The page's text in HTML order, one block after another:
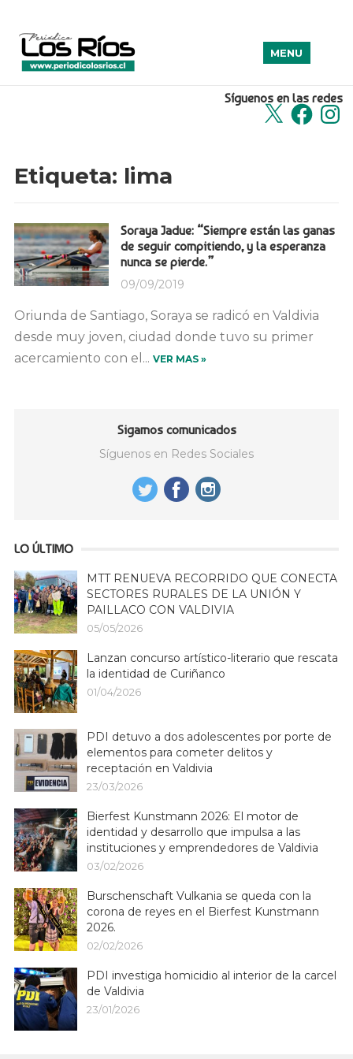
Síguenos en las redes
X Facebook
MENU
Etiqueta: lima
Soraya Jadue: “Siempre están las ganas
de seguir compitiendo, y la esperanza
nunca se pierde.”
09/09/2019
Oriunda de Santiago, Soraya se radicó en Valdivia
desde muy joven, ciudad donde tuvo su primer
acercamiento con el... VER MAS »
Sigamos comunicados
Síguenos en Redes Sociales
LO ÚLTIMO
MTT RENUEVA RECORRIDO QUE CONECTA
SECTORES RURALES DE LA UNIÓN Y
PAILLACO CON VALDIVIA
05/05/2026
Lanzan concurso artístico-literario que rescata
la identidad de Curiñanco
01/04/2026
PDI detuvo a dos adolescentes por porte de
elementos para cometer delitos y
receptación en Valdivia
23/03/2026
Bierfest Kunstmann 2026: El motor de
identidad y desarrollo que impulsa a las
instituciones y emprendedores de Valdivia
03/02/2026
Burschenschaft Vulkania se queda con la
corona de reyes en el Bierfest Kunstmann
2026.
02/02/2026
PDI investiga homicidio al interior de la carcel
de Valdivia
23/01/2026